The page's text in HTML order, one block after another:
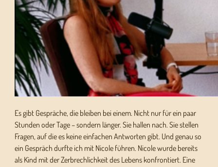
Es gibt Gespräche, die bleiben bei einem. Nicht nur für ein paar
Stunden oder Tage – sondern länger. Sie hallen nach. Sie stellen
Fragen, auf die es keine einfachen Antworten gibt. Und genau so
ein Gespräch durfte ich mit Nicole führen. Nicole wurde bereits
als Kind mit der Zerbrechlichkeit des Lebens konfrontiert. Eine